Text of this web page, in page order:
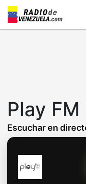
Skip
main
Play FM
Escuchar en